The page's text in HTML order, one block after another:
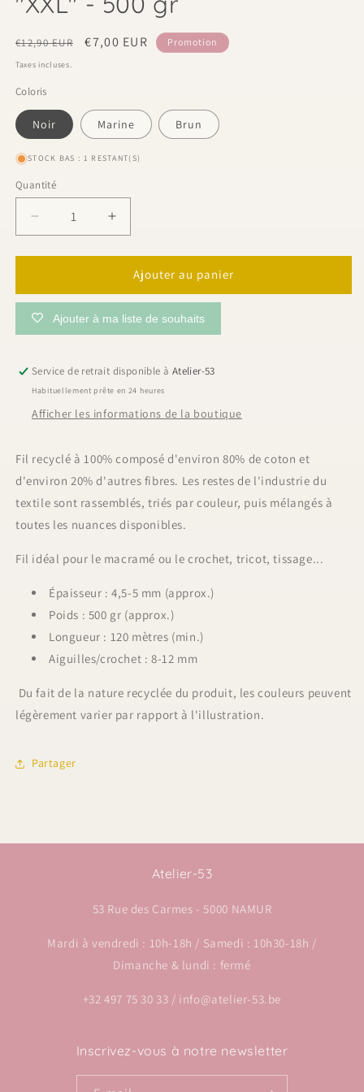
Prix
habituel
€12,90 EUR
Prix
€7,00 EUR Promotion
Taxes incluses.
Coloris
Noir Marine Brun
STOCK BAS : 1 RESTANT(S)
Quantité
Quantité
Réduire
la
quantité
Corde
coton
-
500
gr
Augmenter
la
quantité
Corde
coton
-
500
gr
Ajouter au panier
Ajouter à ma liste de souhaits
Service de retrait disponible à Atelier-53
Habituellement prête en 24 heures
Afficher les informations de la boutique
Fil recyclé à 100% composé d'environ 80% de coton et
d'environ 20% d'autres fibres. Les restes de l'industrie du
textile sont rassemblés, triés par couleur, puis mélangés à
toutes les nuances disponibles.
Fil idéal pour le macramé ou le crochet, tricot, tissage...
Épaisseur : 4,5-5 mm (approx.)
Poids : 500 gr (approx.)
Longueur : 120 mètres (min.)
Aiguilles/crochet : 8-12 mm
Du faitde la nature recyclée du produit, les couleurs peuvent
légèrement varier par rapport à l'illustration.
Partager
Atelier-53
53 Rue des Carmes - 5000 NAMUR
Mardi à vendredi : 10h-18h / Samedi : 10h30-18h /
Dimanche & lundi : fermé
+32 497 75 30 33 / info@atelier-53.be
Inscrivez-vous à notre newsletter